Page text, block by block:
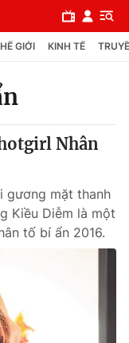
GIỚI KINH TẾ
Nhân
gương mặt thanh
Kiều Diễm là một
tố bí ẩn 2016.